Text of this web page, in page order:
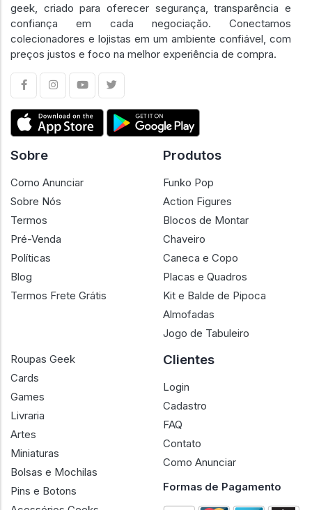
geek, criado para oferecer segurança, transparência e
confiança em cada negociação. Conectamos
colecionadores e lojistas em um ambiente confiável, com
preços justos e foco na melhor experiência de compra.
Sobre
Como Anunciar
Sobre Nós
Termos
Pré-Venda
Políticas
Blog
Termos Frete Grátis
Produtos
Funko Pop
Action Figures
Blocos de Montar
Chaveiro
Caneca e Copo
Placas e Quadros
Kit e Balde de Pipoca
Almofadas
Jogo de Tabuleiro
Roupas Geek
Cards
Games
Livraria
Artes
Miniaturas
Bolsas e Mochilas
Pins e Botons
Clientes
Login
Cadastro
FAQ
Contato
Como Anunciar
Formas de Pagamento